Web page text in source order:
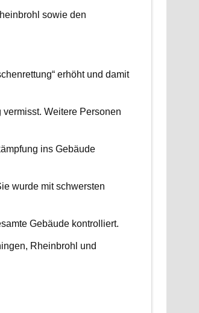
sowie den
erhöht und damit
Weitere Personen
ins Gebäude
wurde mit schwersten
Gebäude kontrolliert.
Rheinbrohl und